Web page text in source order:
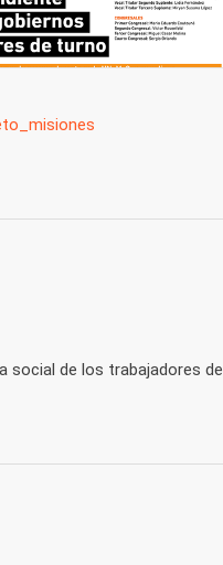
social de los trabajadores de